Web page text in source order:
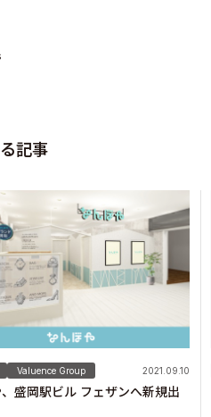
記事
Valuence Group 2021.09.10
盛岡駅ビル フェザンへ新規出